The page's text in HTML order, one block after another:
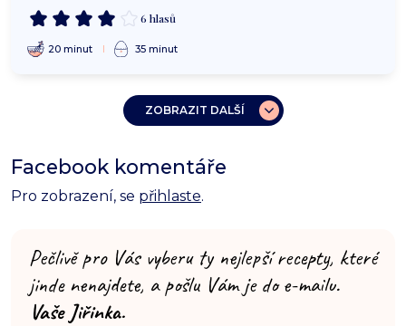
6 hlasů
20 minut 35 minut
ZOBRAZIT DALŠÍ
Facebook komentáře
Pro zobrazení, se přihlaste.
Pečlivě pro Vás vyberu ty nejlepší recepty, které
jinde nenajdete, a pošlu Vám je do e-mailu.
Vaše Jiřinka.